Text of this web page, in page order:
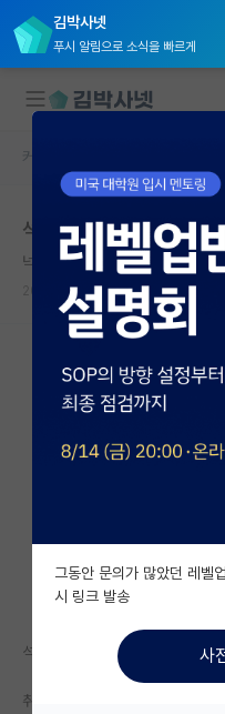
김박사넷
푸시 알림으로 소식을 빠르게
대학원생 모집
국내대학원 정보
연구실&오픈랩
커뮤니티
커뮤니티 홈
전체글보기
베스트 게시판
자유 게시판(아무개랩)
미국 유학 게시판
미국 대학원 합격 후기
대학원생 모집 게시판
커뮤니티 홈
석사 그만하기로 했습니다
넉살좋은 로버트 보일*
2026.06.03
5 13695
석사 3학기가 마무리되는 상황에
취업 스펙을 위해 있었던 반년 정
그동안 문의가 많았던 레벨
시 링크 발송
사